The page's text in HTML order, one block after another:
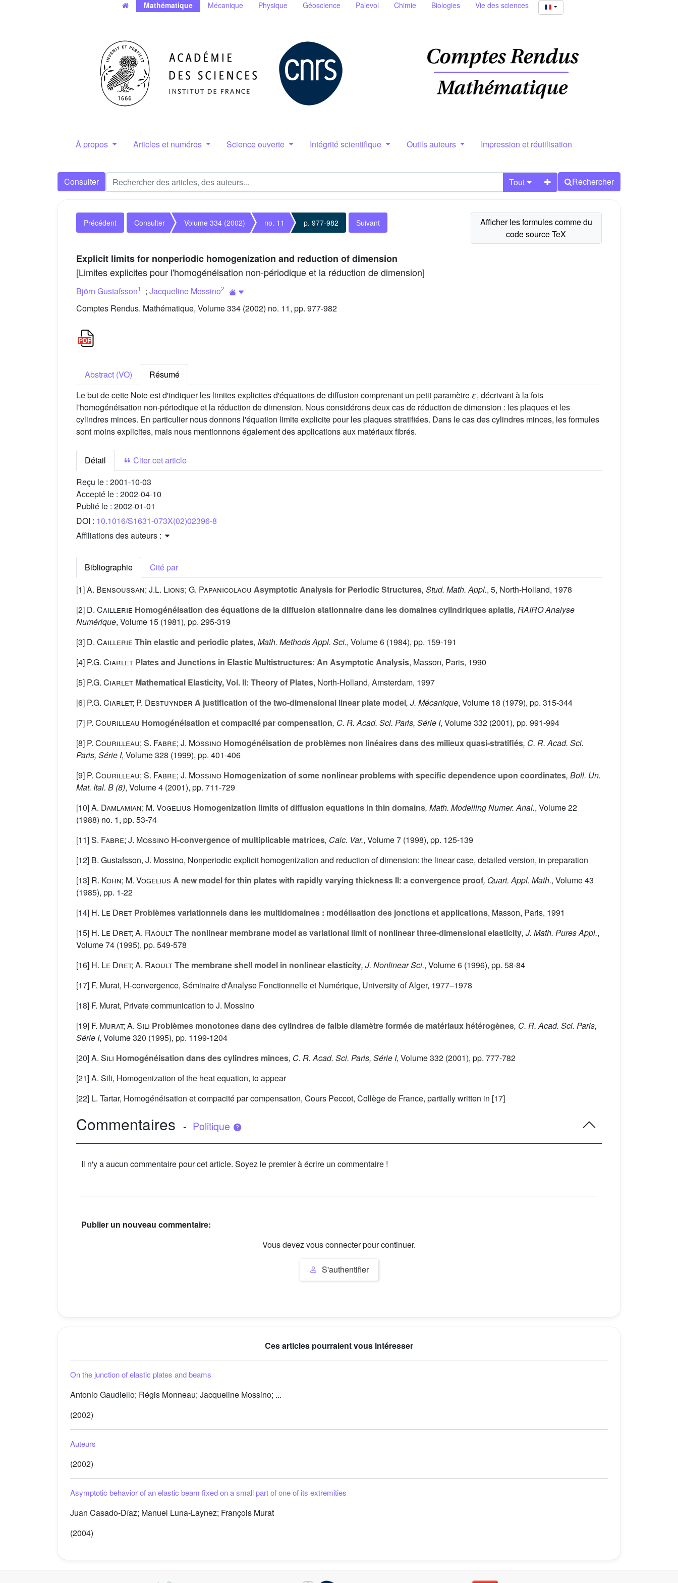
Mathématique Mécanique Physique Géoscience Palevol Chimie Biologies Vie des sciences
À propos Articles et numéros Science ouverte Intégrité scientifique Outils auteurs Impression et réutilisation
Consulter Tout Rechercher
Précédent Consulter Volume 334 (2002) no. 11 p. 977-982 Suivant
Explicit limits for nonperiodic homogenization and reduction of dimension
[Limites explicites pour l'homogénéisation non-périodique et la réduction de dimension]
Björn Gustafsson1 ; Jacqueline Mossino2
Comptes Rendus. Mathématique, Volume 334 (2002) no. 11, pp. 977-982
Abstract (VO)
Résumé
Le but de cette Note est d'indiquer les limites explicites d'équations de diffusion comprenant un petit paramètre ε, décrivant à la fois
l'homogénéisation non-périodique et la réduction de dimension. Nous considérons deux cas de réduction de dimension : les plaques et les
cylindres minces. En particulier nous donnons l'équation limite explicite pour les plaques stratifiées. Dans le cas des cylindres minces, les formules
sont moins explicites, mais nous mentionnons également des applications aux matériaux fibrés.
Détail
Citer cet article
Reçu le : 2001-10-03
Accepté le : 2002-04-10
Publié le : 2002-01-01
DOI : 10.1016/S1631-073X(02)02396-8
Affiliations des auteurs :
Bibliographie
Cité par
[1]A. Bensoussan; J.L. Lions; G. Papanicolaou Asymptotic Analysis for Periodic Structures, Stud. Math. Appl., 5, North-Holland, 1978
[2] D. Caillerie Homogénéisation des équations de la diffusion stationnaire dans les domaines cylindriques aplatis, RAIRO Analyse
Numérique, Volume 15 (1981), pp. 295-319
[3] D. Caillerie Thin elastic and periodic plates, Math. Methods Appl. Sci., Volume 6 (1984), pp. 159-191
[4] P.G. Ciarlet Plates and Junctions in Elastic Multistructures: An Asymptotic Analysis, Masson, Paris, 1990
[5] P.G. Ciarlet Mathematical Elasticity, Vol. II: Theory of Plates, North-Holland, Amsterdam, 1997
[6] P.G. Ciarlet; P. Destuynder A justification of the two-dimensional linear plate model, J. Mécanique, Volume 18 (1979), pp. 315-344
[7] P. Courilleau Homogénéisation et compacité par compensation, C. R. Acad. Sci. Paris, Série I, Volume 332 (2001), pp. 991-994
[8] P. Courilleau; S. Fabre; J. Mossino Homogénéisation de problèmes non linéaires dans des milieux quasi-stratifiés, C. R. Acad. Sci.
Paris, Série I, Volume 328 (1999), pp. 401-406
[9] P. Courilleau; S. Fabre; J. Mossino Homogenization of some nonlinear problems with specific dependence upon coordinates, Boll. Un.
Mat. Ital. B (8), Volume 4 (2001), pp. 711-729
[10]A. Damlamian; M. Vogelius Homogenization limits of diffusion equations in thin domains, Math. Modelling Numer. Anal., Volume 22
(1988) no. 1, pp. 53-74
[11]S. Fabre; J. Mossino H-convergence of multiplicable matrices, Calc. Var., Volume 7 (1998), pp. 125-139
[12] B. Gustafsson, J. Mossino, Nonperiodic explicit homogenization and reduction of dimension: the linear case, detailed version, in preparation
[13] R. Kohn; M. Vogelius A new model for thin plates with rapidly varying thickness II: a convergence proof, Quart. Appl. Math., Volume 43
(1985), pp. 1-22
[14] H. Le Dret Problèmes variationnels dans les multidomaines : modélisation des jonctions et applications, Masson, Paris, 1991
[15] H. Le Dret; A. RaoultThe nonlinear membrane model as variational limit of nonlinear three-dimensional elasticity, J. Math. Pures Appl.,
Volume 74 (1995), pp. 549-578
[16] H. Le Dret; A. RaoultThe membrane shell model in nonlinear elasticity, J. Nonlinear Sci., Volume 6 (1996), pp. 58-84
[17] F. Murat, H-convergence, Séminaire d'Analyse Fonctionnelle et Numérique, University of Alger, 1977–1978
[18] F. Murat, Private communication to J. Mossino
[19] F. Murat; A. Sili Problèmes monotones dans des cylindres de faible diamètre formés de matériaux hétérogènes, C. R. Acad. Sci. Paris,
Série I, Volume 320 (1995), pp. 1199-1204
[20]A. Sili Homogénéisation dans des cylindres minces, C. R. Acad. Sci. Paris, Série I, Volume 332 (2001), pp. 777-782
[21] A. Sili, Homogenization of the heat equation, to appear
[22] L. Tartar, Homogénéisation et compacité par compensation, Cours Peccot, Collège de France, partially written in [17]
Commentaires - Politique
Il n'y a aucun commentaire pour cet article. Soyez le premier à écrire un commentaire !
Publier un nouveau commentaire:
Vous devez vous connecter pour continuer.
S'authentifier
Ces articles pourraient vous intéresser
On the junction of elastic plates and beams
Antonio Gaudiello; Régis Monneau; Jacqueline Mossino; ...
(2002)
Auteurs
(2002)
Asymptotic behavior of an elastic beam fixed on a small part of one of its extremities
Juan Casado-Díaz; Manuel Luna-Laynez; François Murat
(2004)